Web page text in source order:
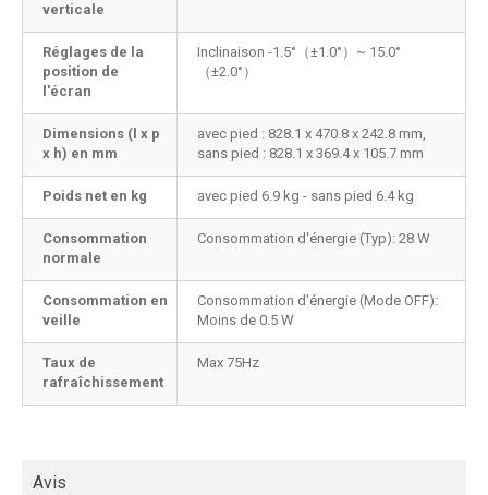
verticale
Réglages de la
position de
l'écran
Inclinaison -1.5°（±1.0°）~ 15.0°
（±2.0°）
Dimensions (l x p
x h) en mm
avec pied : 828.1 x 470.8 x 242.8 mm,
sans pied : 828.1 x 369.4 x 105.7 mm
Poids net en kg avec pied 6.9 kg - sans pied 6.4 kg
Consommation
normale
Consommation d'énergie (Typ): 28 W
Consommation en
veille
Consommation d'énergie (Mode OFF):
Moins de 0.5 W
Taux de
rafraîchissement
Max 75Hz
Avis